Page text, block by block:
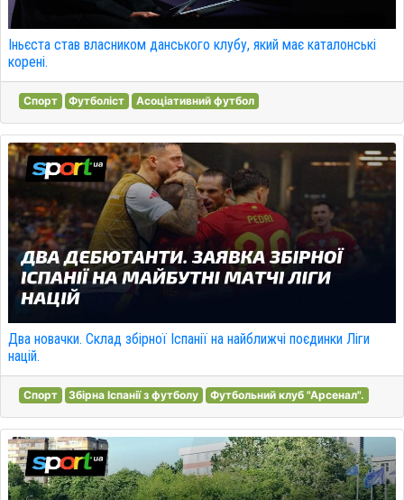
Іньєста став власником данського клубу, який має каталонські
корені.
Спорт Футболіст Асоціативний футбол
Два новачки. Склад збірної Іспанії на найближчі поєдинки Ліги
націй.
Спорт Збірна Іспанії з футболу Футбольний клуб "Арсенал".